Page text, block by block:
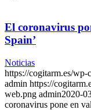
El coronavirus
Spain’
Noticias
https://cogitarm.es/
admin https://
web.png admin2020-
coronavirus pone en